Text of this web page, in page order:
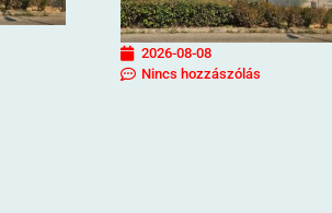
2026-08-08
Nincs hozzászólás